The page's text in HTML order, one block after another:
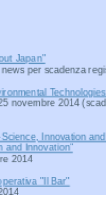
Japan"
per scadenza
novembre 2014
Innovation
and Innovation"
2014
"Il Bar"